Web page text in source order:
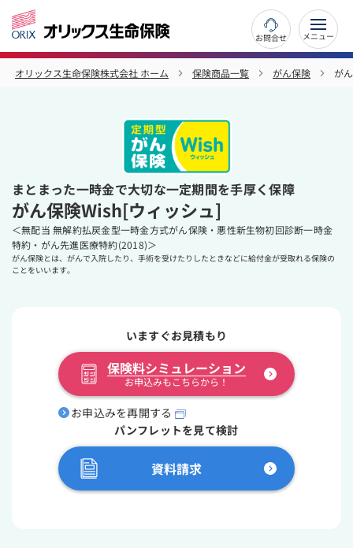
お問合せ
オリックス生命保険株式会社 ホーム 保険商品一覧 がん保険 が
まとまった一時金で大切な一定期間を手厚く保障
がん保険Wish[ウィッシュ]
＜無配当 無解約払戻金型一時金方式がん保険・悪性新生物初回診断一時金
特約・がん先進医療特約(2018)＞
がん保険とは、がんで入院したり、手術を受けたりしたときなどに給付金が受取れる保険の
ことをいいます。
いますぐお見積もり
保険料シミュレーション
お申込みもこちらから！
お申込みを再開する
パンフレットを見て検討
資料請求